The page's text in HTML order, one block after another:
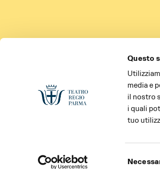
Questo
media e
il nostro
i quali
tuo
del